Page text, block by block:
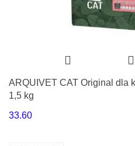
ARQUIVET CAT Original dla
1,5 kg
33.60